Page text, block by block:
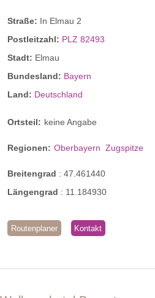
Straße: In Elmau 2
Postleitzahl: PLZ 82493
Stadt: Elmau
Bundesland: Bayern
Land: Deutschland
Ortsteil: keine Angabe
Regionen: Oberbayern Zugspitze
Breitengrad : 47.461440
Längengrad : 11.184930
Routenplaner Kontakt